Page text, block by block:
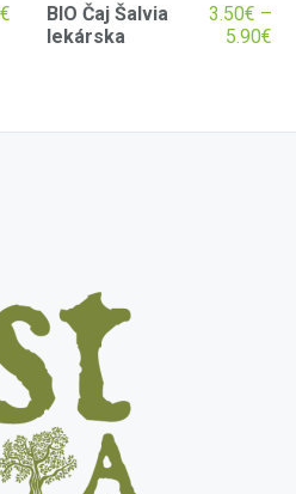
€
BIO Čaj Šalvia
lekárska
3.50€ –
5.90€